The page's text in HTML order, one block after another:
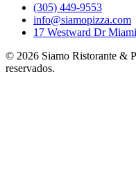
(305) 449-9553
info@siamopizza.com
17 Westward Dr
© 2026 Siamo Ristorante &
reservados.